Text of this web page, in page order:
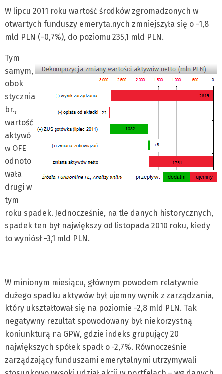
W lipcu 2011 roku wartość środków zgromadzonych w
otwartych funduszy emerytalnych zmniejszyła się o -1,8
mld PLN (-0,7%), do poziomu 235,1 mld PLN.
Tym
samym,
obok
stycznia
br.,
wartość
aktywó
w OFE
odnoto
wała
drugi w
tym
roku spadek. Jednocześnie, na tle danych historycznych,
spadek ten był największy od listopada 2010 roku, kiedy
to wyniósł -3,1 mld PLN.
W minionym miesiącu, głównym powodem relatywnie
dużego spadku aktywów był ujemny wynik z zarządzania,
który ukształtował się na poziomie -2,8 mld PLN. Tak
negatywny rezultat spowodowany był niekorzystną
koniunkturą na GPW, gdzie indeks grupujący 20
największych spółek spadł o -2,7%. Równocześnie
zarządzający funduszami emerytalnymi utrzymywali